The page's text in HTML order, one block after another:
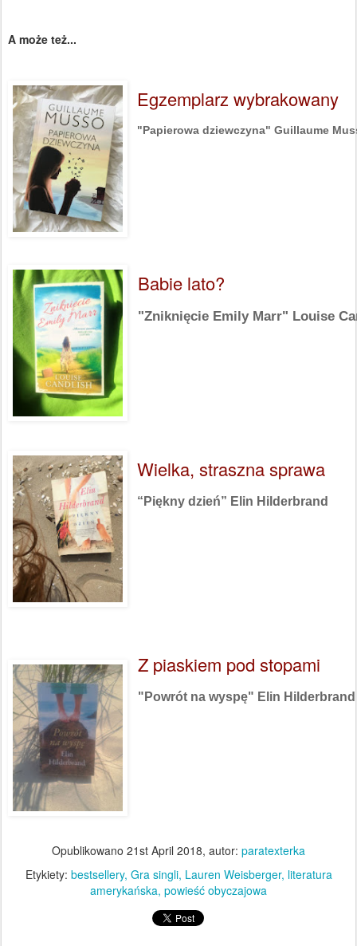
A może też...
Egzemplarz wybrakowany
"Papierowa dziewczyna" Guillaume
Babie lato?
"Zniknięcie Emily Marr" Louise
Wielka, straszna sprawa
“Piękny dzień” Elin Hilderbrand
Z piaskiem pod stopami
"Powrót na wyspę" Elin Hilderbrand
Opublikowano 21st April 2018, autor: paratexterka
Etykiety: bestsellery Gra singli Lauren Weisberger literatura
amerykańska powieść obyczajowa